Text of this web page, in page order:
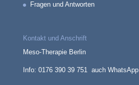
Fragen und Antworten
Kontakt und Anschrift
Meso-Therapie Berlin
Info: 0176 390 39 751 auch WhatsApp